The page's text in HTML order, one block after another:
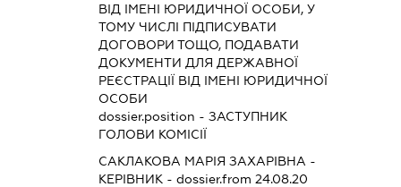
ВІД ІМЕНІ ЮРИДИЧНОЇ ОСОБИ, У
ТОМУ ЧИСЛІ ПІДПИСУВАТИ
ДОГОВОРИ ТОЩО, ПОДАВАТИ
ДОКУМЕНТИ ДЛЯ ДЕРЖАВНОЇ
РЕЄСТРАЦІЇ ВІД ІМЕНІ ЮРИДИЧНОЇ
ОСОБИ
dossier.position - ЗАСТУПНИК
ГОЛОВИ КОМІСІЇ
САКЛАКОВА МАРІЯ ЗАХАРІВНА -
КЕРІВНИК - dossier.from 24.08.20